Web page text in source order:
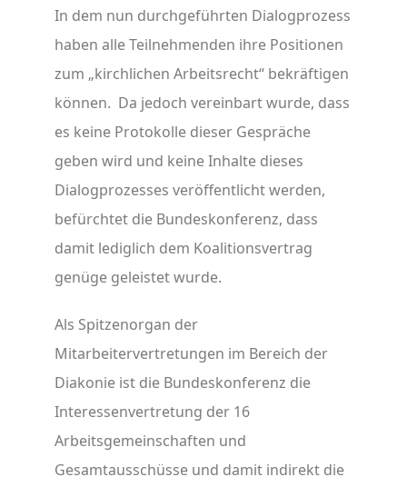
In dem nun durchgeführten Dialogprozess
haben alle Teilnehmenden ihre Positionen
zum „kirchlichen Arbeitsrecht“ bekräftigen
können. Da jedoch vereinbart wurde, dass
es keine Protokolle dieser Gespräche
geben wird und keine Inhalte dieses
Dialogprozesses veröffentlicht werden,
befürchtet die Bundeskonferenz, dass
damit lediglich dem Koalitionsvertrag
genüge geleistet wurde.
Als Spitzenorgan der
Mitarbeitervertretungen im Bereich der
Diakonie ist die Bundeskonferenz die
Interessenvertretung der 16
Arbeitsgemeinschaften und
Gesamtausschüsse und damit indirekt die